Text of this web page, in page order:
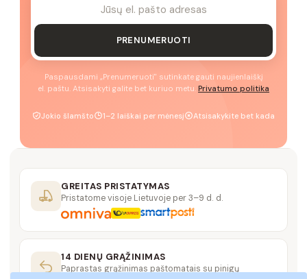
PRENUMERUOTI
Paspausdami „Prenumeruoti" sutinkate gauti naujienlaiškį
el. paštu. Atsisakyti galite bet kuriuo metu. Privatumo politika
Jokio šlamšto 1–2 laiškai per mėnesį Atsisakykite bet kada
GREITAS PRISTATYMAS
Pristatome visoje Lietuvoje per 3–9 d. d.
14 DIENŲ GRĄŽINIMAS
Paprastas grąžinimas paštomatais su pinigų